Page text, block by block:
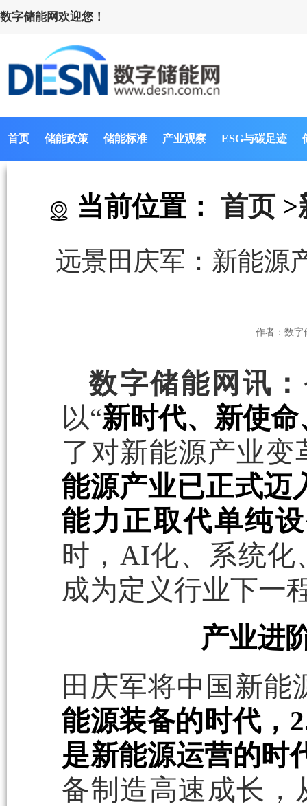
数字储能网欢迎您！
首页 储能政策 储能标准 产业观察 ESG与碳足迹
当前位置： 首页 >
远景田庆军：新能源
作者：数字
数字储能网讯：
以“新时代、新使
了对新能源产业
能源产业已正式迈
能力正取代单纯
时，AI化、系统化
成为定义行业下一
产业进
田庆军将中国新能
能源装备的时代，
是新能源运营的时
备制造高速成长，